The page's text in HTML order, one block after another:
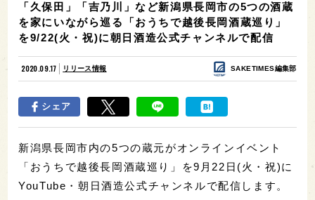
「久保田」「吉乃川」など新潟県長岡市の5つの酒蔵
を家にいながら巡る「おうちで越後長岡酒蔵巡り」
を9/22(火・祝)に朝日酒造公式チャンネルで配信
2020.09.17 リリース情報 SAKETIMES編集部
シェア
新潟県長岡市内の5つの蔵元がオンラインイベント
「おうちで越後長岡酒蔵巡り」を9月22日(火・祝)に
YouTube・朝日酒造公式チャンネルで配信します。